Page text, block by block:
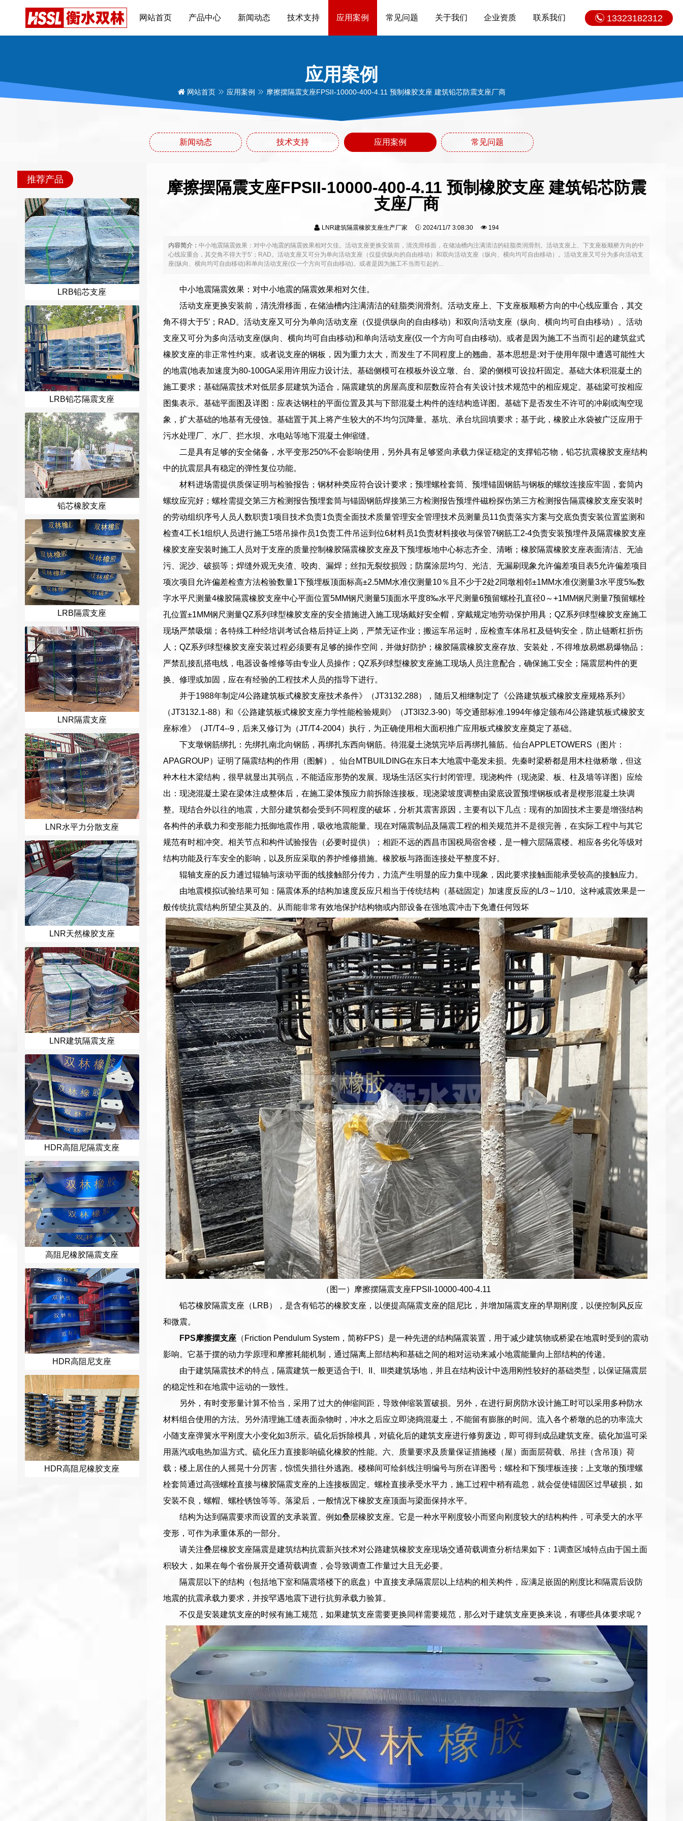
13323182312
网站首页 产品中心 新闻动态 技术支持 应用案例 常见问题 关于我们 企业资质 联系我们
应用案例
网站首页 应用案例 摩擦摆隔震支座FPSII-10000-400-4.11 预制橡胶支座 建筑铅芯防震支座厂商
新闻动态 技术支持 应用案例 常见问题
推荐产品
LRB铅芯支座
LRB铅芯隔震支座
铅芯橡胶支座
LRB隔震支座
LNR隔震支座
LNR水平力分散支座
LNR天然橡胶支座
LNR建筑隔震支座
HDR高阻尼隔震支座
高阻尼橡胶隔震支座
HDR高阻尼支座
HDR高阻尼橡胶支座
摩擦摆隔震支座FPSII-10000-400-4.11 预制橡胶支座 建筑铅芯防震
支座厂商
LNR建筑隔震橡胶支座生产厂家 2024/11/7 3:08:30 194
内容简介： 中小地震隔震效果：对中小地震的隔震效果相对欠佳。活动支座更换安装前，清洗滑移面，在储油槽内注满清洁的硅脂类润滑剂。活动支座上、下支座板顺桥方向的中
心线应重合，其交角不得大于5′；RAD。活动支座又可分为单向活动支座（仅提供纵向的自由移动）和双向活动支座（纵向、横向均可自由移动）。活动支座又可分为多向活动支
座(纵向、横向均可自由移动)和单向活动支座(仅一个方向可自由移动)。或者是因为施工不当而引起的...
中小地震隔震效果：对中小地震的隔震效果相对欠佳。
活动支座更换安装前，清洗滑移面，在储油槽内注满清洁的硅脂类润滑剂。活动支座上、下支座板顺桥方向的中心线应重合，其交
角不得大于5′；RAD。活动支座又可分为单向活动支座（仅提供纵向的自由移动）和双向活动支座（纵向、横向均可自由移动）。活动
支座又可分为多向活动支座(纵向、横向均可自由移动)和单向活动支座(仅一个方向可自由移动)。或者是因为施工不当而引起的建筑盆式
橡胶支座的非正常性约束。或者说支座的钢板，因为重力太大，而发生了不同程度上的翘曲。基本思想是:对于使用年限中遭遇可能性大
的地震(地表加速度为80-100GA采用许用应力设计法。基础侧模可在模板外设立墩、台、梁的侧模可设拉杆固定。基础大体积混凝土的
施工要求；基础隔震技术对低层多层建筑为适合，隔震建筑的房屋高度和层数应符合有关设计技术规范中的相应规定。基础梁可按相应
图集表示。基础平面图及详图：应表达钢柱的平面位置及其与下部混凝土构件的连结构造详图。基础下是否发生不许可的冲刷或淘空现
象，扩大基础的地基有无侵蚀。基础置于其上将产生较大的不均匀沉降量。基坑、承台坑回填要求；基于此，橡胶止水袋被广泛应用于
污水处理厂、水厂、拦水坝、水电站等地下混凝土伸缩缝。
二是具有足够的安全储备，水平变形250%不会影响使用，另外具有足够竖向承载力保证稳定的支撑铅芯物，铅芯抗震橡胶支座结构
中的抗震层具有稳定的弹性复位功能。
材料进场需提供质保证明与检验报告；钢材种类应符合设计要求；预埋螺栓套筒、预埋锚固钢筋与钢板的螺纹连接应牢固，套筒内
螺纹应完好；螺栓需提交第三方检测报告预埋套筒与锚固钢筋焊接第三方检测报告预埋件磁粉探伤第三方检测报告隔震橡胶支座安装时
的劳动组织序号人员人数职责1项目技术负责1负责全面技术质量管理安全管理技术员测量员11负责落实方案与交底负责安装位置监测和
检查4工长1组织人员进行施工5塔吊操作员1负责工件吊运到位6材料员1负责材料接收与保管7钢筋工2-4负责安装预埋件及隔震橡胶支座
橡胶支座安装时施工人员对于支座的质量控制橡胶隔震橡胶支座及下预埋板地中心标志齐全、清晰；橡胶隔震橡胶支座表面清洁、无油
污、泥沙、破损等；焊缝外观无夹渣、咬肉、漏焊；丝扣无裂纹损毁；防腐涂层均匀、光洁、无漏刷现象允许偏差项目表5允许偏差项目
项次项目允许偏差检查方法检验数量1下预埋板顶面标高±2.5MM水准仪测量10％且不少于2处2同墩相邻±1MM水准仪测量3水平度5‰数
字水平尺测量4橡胶隔震橡胶支座中心平面位置5MM钢尺测量5顶面水平度8‰水平尺测量6预留螺栓孔直径0～+1MM钢尺测量7预留螺栓
孔位置±1MM钢尺测量QZ系列球型橡胶支座的安全措施进入施工现场戴好安全帽，穿戴规定地劳动保护用具；QZ系列球型橡胶支座施工
现场严禁吸烟；各特殊工种经培训考试合格后持证上岗，严禁无证作业；搬运车吊运时，应检查车体吊杠及链钩安全，防止链断杠折伤
人；QZ系列球型橡胶支座安装过程必须要有足够的操作空间，并做好防护；橡胶隔震橡胶支座存放、安装处，不得堆放易燃易爆物品；
严禁乱接乱搭电线，电器设备维修等由专业人员操作；QZ系列球型橡胶支座施工现场人员注意配合，确保施工安全；隔震层构件的更
换、修理或加固，应在有经验的工程技术人员的指导下进行。
并于1988年制定/4公路建筑板式橡胶支座技术条件》（JT3132.288），随后又相继制定了《公路建筑板式橡胶支座规格系列》
（JT3132.1-88）和《公路建筑板式橡胶支座力学性能检验规则》（JT3I32.3-90）等交通部标准.1994年修定颁布/4公路建筑板式橡胶支
座标准》（JT/T4--9，后来又修订为（JT/T4-2004）执行，为正确使用相大面积推广应用板式橡胶支座奠定了基础。
下支墩钢筋绑扎：先绑扎南北向钢筋，再绑扎东西向钢筋。待混凝土浇筑完毕后再绑扎箍筋。仙台APPLETOWERS（图片：
APAGROUP）证明了隔震结构的作用（图解）。仙台MTBUILDING在东日本大地震中毫发未损。先秦时梁桥都是用木柱做桥墩，但这
种木柱木梁结构，很早就显出其弱点，不能适应形势的发展。现场生活区实行封闭管理。现浇构件（现浇梁、板、柱及墙等详图）应绘
出：现浇混凝土梁在梁体注成整体后，在施工梁体预应力前拆除连接板。现浇梁坡度调整由梁底设置预埋钢板或者是楔形混凝土块调
整。现结合外以往的地震，大部分建筑都会受到不同程度的破坏，分析其震害原因，主要有以下几点：现有的加固技术主要是增强结构
各构件的承载力和变形能力抵御地震作用，吸收地震能量。现在对隔震制品及隔震工程的相关规范并不是很完善，在实际工程中与其它
规范有时相冲突。相关节点和构件试验报告（必要时提供）；相距不远的西昌市国税局宿舍楼，是一幢六层隔震楼。相应各劣化等级对
结构功能及行车安全的影响，以及所应采取的养护维修措施。橡胶板与路面连接处平整度不好。
辊轴支座的反力逋过辊轴与滚动平面的线接触部分传力，力流产生明显的应力集中现象，因此要求接触面能承受较高的接触应力。
由地震模拟试验结果可知：隔震体系的结构加速度反应只相当于传统结构（基础固定）加速度反应的L/3～1/10。这种减震效果是一
般传统抗震结构所望尘莫及的。从而能非常有效地保护结构物或内部设备在强地震冲击下免遭任何毁坏
（图一）摩擦摆隔震支座FPSII-10000-400-4.11
铅芯橡胶隔震支座（LRB），是含有铅芯的橡胶支座，以便提高隔震支座的阻尼比，并增加隔震支座的早期刚度，以便控制风反应
和微震。
FPS摩擦摆支座（Friction Pendulum System，简称FPS）是一种先进的结构隔震装置，用于减少建筑物或桥梁在地震时受到的震动
影响。它基于摆的动力学原理和摩擦耗能机制，通过隔离上部结构和基础之间的相对运动来减小地震能量向上部结构的传递。
由于建筑隔震技术的特点，隔震建筑一般更适合于I、II、III类建筑场地，并且在结构设计中选用刚性较好的基础类型，以保证隔震层
的稳定性和在地震中运动的一致性。
另外，有时变形量计算不恰当，采用了过大的伸缩间距，导致伸缩装置破损。另外，在进行厨房防水设计施工时可以采用多种防水
材料组合使用的方法。另外清理施工缝表面杂物时，冲水之后应立即浇捣混凝土，不能留有膨胀的时间。流入各个桥墩的总的功率流大
小随支座弹簧水平刚度大小变化如3所示。硫化后拆除模具，对硫化后的建筑支座进行修剪废边，即可得到成品建筑支座。硫化加温可采
用蒸汽或电热加温方式。硫化压力直接影响硫化橡胶的性能。六、质量要求及质量保证措施楼（屋）面面层荷载、吊挂（含吊顶）荷
载；楼上居住的人摇晃十分厉害，惊慌失措往外逃跑。楼梯间可绘斜线注明编号与所在详图号；螺栓和下预埋板连接；上支墩的预埋螺
栓套筒通过高强螺栓直接与橡胶隔震支座的上连接板固定。螺栓直接承受水平力，施工过程中稍有疏忽，就会促使锚固区过早破损，如
安装不良，螺帽、螺栓锈蚀等等。落梁后，一般情况下橡胶支座顶面与梁面保持水平。
结构为达到隔震要求而设置的支承装置。例如叠层橡胶支座。它是一种水平刚度较小而竖向刚度较大的结构构件，可承受大的水平
变形，可作为承重体系的一部分。
请关注叠层橡胶支座隔震是建筑结构抗震新兴技术对公路建筑橡胶支座现场交通荷载调查分析结果如下：1调查区域特点由于国土面
积较大，如果在每个省份展开交通荷载调查，会导致调查工作量过大且无必要。
隔震层以下的结构（包括地下室和隔震塔楼下的底盘）中直接支承隔震层以上结构的相关构件，应满足嵌固的刚度比和隔震后设防
地震的抗震承载力要求，并按罕遇地震下进行抗剪承载力验算。
不仅是安装建筑支座的时候有施工规范，如果建筑支座需要更换同样需要规范，那么对于建筑支座更换来说，有哪些具体要求呢？